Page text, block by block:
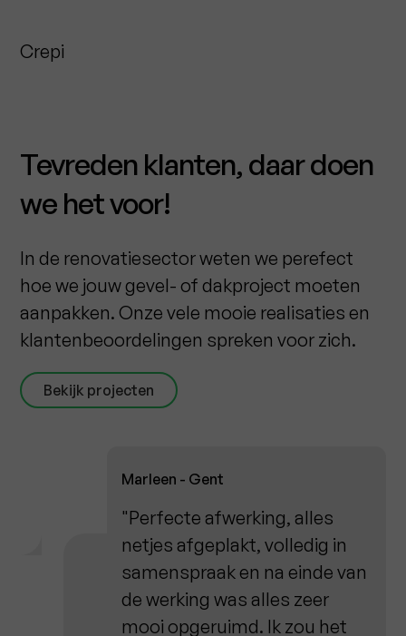
Crepi
Tevreden klanten, daar doen
we het voor!
In de renovatiesector weten we perefect
hoe we jouw gevel- of dakproject moeten
aanpakken. Onze vele mooie realisaties en
klantenbeoordelingen spreken voor zich.
Bekijk projecten
Marleen - Gent
"Perfecte afwerking, alles
netjes afgeplakt, volledig in
samenspraak en na einde van
de werking was alles zeer
mooi opgeruimd. Ik zou het